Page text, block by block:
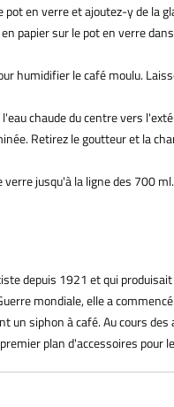
en verre et ajoutez-y de la
papier sur le pot en verre
humidifier le café moulu.
chaude du centre vers
Retirez le goutteur et la
jusqu'à la ligne des 700 ml.
depuis 1921 et qui
mondiale, elle a
un siphon à café. Au cours
plan d'accessoires pour